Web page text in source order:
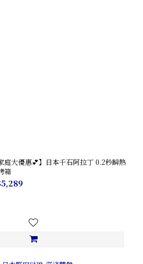
庭大優惠💕】日本千石阿拉丁 0.2秒瞬熱
箱